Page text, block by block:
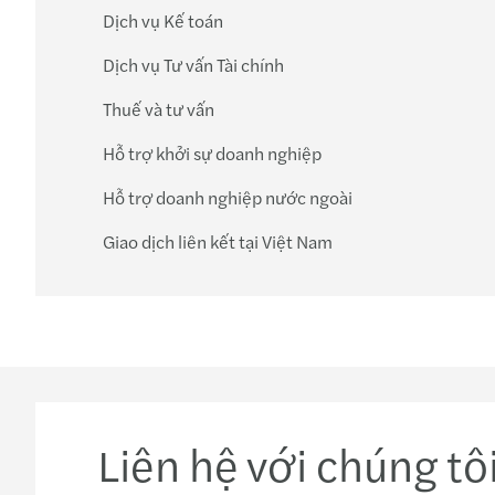
Dịch vụ Kế toán
Dịch vụ Tư vấn Tài chính
Thuế và tư vấn
Hỗ trợ khởi sự doanh nghiệp
Hỗ trợ doanh nghiệp nước ngoài
Giao dịch liên kết tại Việt Nam
Liên hệ với chúng